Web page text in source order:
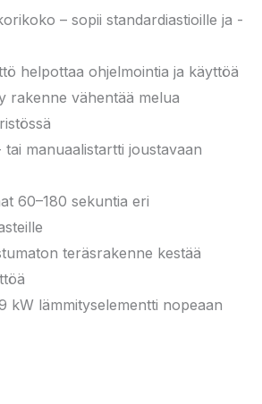
– sopii standardiastioille ja -
helpottaa ohjelmointia ja käyttöä
rakenne vähentää melua
tai manuaalistartti joustavaan
60–180 sekuntia eri
teräsrakenne kestää
kW lämmityselementti nopeaan